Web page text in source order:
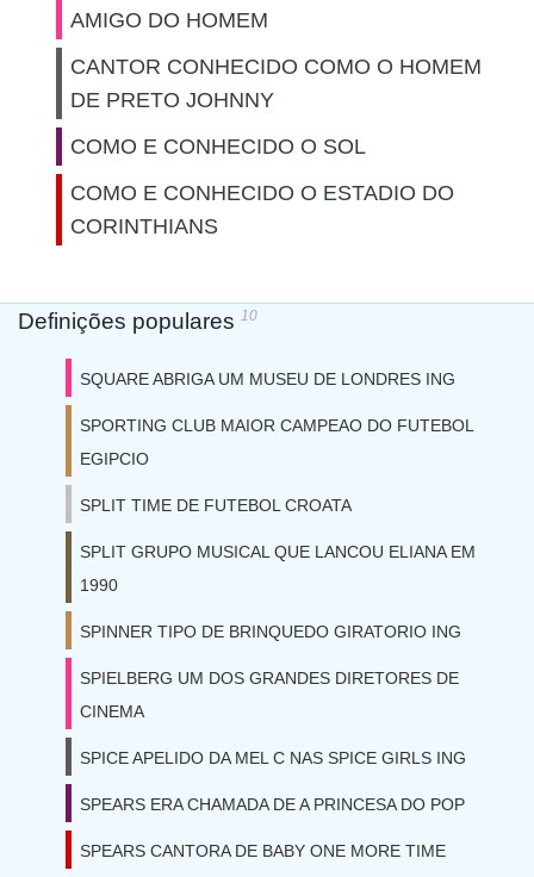
AMIGO DO HOMEM
CANTOR CONHECIDO COMO O HOMEM
DE PRETO JOHNNY
COMO E CONHECIDO O SOL
COMO E CONHECIDO O ESTADIO DO
CORINTHIANS
Definições populares 10
SQUARE ABRIGA UM MUSEU DE LONDRES ING
SPORTING CLUB MAIOR CAMPEAO DO FUTEBOL
EGIPCIO
SPLIT TIME DE FUTEBOL CROATA
SPLIT GRUPO MUSICAL QUE LANCOU ELIANA EM
1990
SPINNER TIPO DE BRINQUEDO GIRATORIO ING
SPIELBERG UM DOS GRANDES DIRETORES DE
CINEMA
SPICE APELIDO DA MEL C NAS SPICE GIRLS ING
SPEARS ERA CHAMADA DE A PRINCESA DO POP
SPEARS CANTORA DE BABY ONE MORE TIME